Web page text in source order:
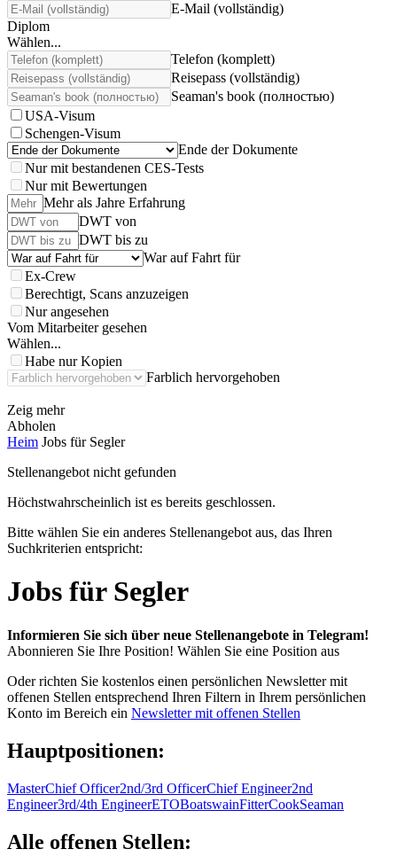
E-Mail (vollständig)
Diplom
Wählen...
Telefon (komplett)
Reisepass (vollständig)
Seaman's book (полностью)
USA-Visum
Schengen-Visum
Ende der Dokumente
Nur mit bestandenen CES-Tests
Nur mit Bewertungen
Mehr als Jahre Erfahrung
DWT von
DWT bis zu
War auf Fahrt für
Ex-Crew
Berechtigt, Scans anzuzeigen
Nur angesehen
Vom Mitarbeiter gesehen
Wählen...
Habe nur Kopien
Farblich hervorgehoben
Zeig mehr
Abholen
Heim Jobs für Segler
Stellenangebot nicht gefunden
Höchstwahrscheinlich ist es bereits geschlossen.
Bitte wählen Sie ein anderes Stellenangebot aus, das Ihren
Suchkriterien entspricht:
Jobs für Segler
Informieren Sie sich über neue Stellenangebote in Telegram!
Abonnieren Sie Ihre Position! Wählen Sie eine Position aus
Oder richten Sie kostenlos einen persönlichen Newsletter mit
offenen Stellen entsprechend Ihren Filtern in Ihrem persönlichen
Konto im Bereich ein Newsletter mit offenen Stellen
Hauptpositionen:
MasterChief Officer2nd/3rd OfficerChief Engineer2nd
Engineer3rd/4th EngineerETOBoatswainFitterCookSeaman
Alle offenen Stellen: